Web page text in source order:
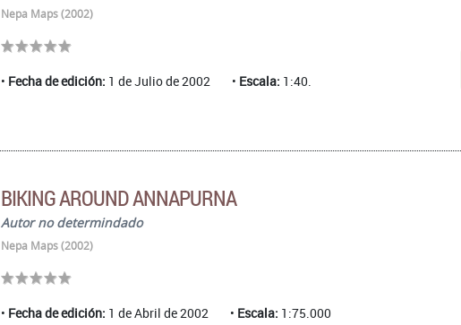
Nepa Maps (2002)
Fecha de edición: 1 de Julio de 2002 Escala: 1:40.
BIKING AROUND ANNAPURNA
Autor no determindado
Nepa Maps (2002)
Fecha de edición: 1 de Abril de 2002 Escala: 1:75.000